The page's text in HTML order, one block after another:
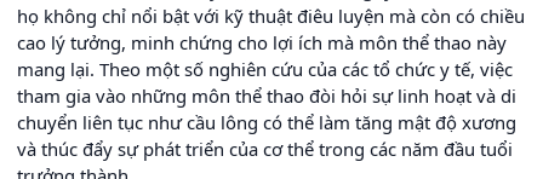
họ không chỉ nổi bật với kỹ thuật điêu luyện mà còn có chiều
cao lý tưởng, minh chứng cho lợi ích mà môn thể thao này
mang lại. Theo một số nghiên cứu của các tổ chức y tế, việc
tham gia vào những môn thể thao đòi hỏi sự linh hoạt và di
chuyển liên tục như cầu lông có thể làm tăng mật độ xương
và thúc đẩy sự phát triển của cơ thể trong các năm đầu tuổi